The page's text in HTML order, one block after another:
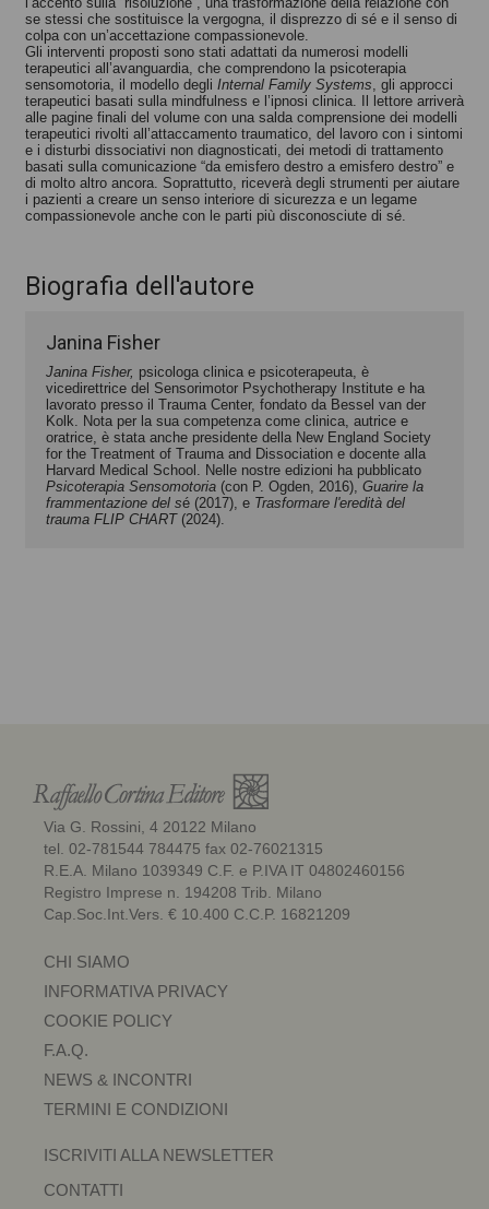
se stessi che sostituisce la vergogna, il disprezzo di sé e il senso di
colpa con un’accettazione compassionevole.
Gli interventi proposti sono stati adattati da numerosi modelli
terapeutici all’avanguardia, che comprendono la psicoterapia
sensomotoria, il modello degli Internal Family Systems , gli approcci
terapeutici basati sulla mindfulness e l’ipnosi clinica. Il lettore arriverà
alle pagine finali del volume con una salda comprensione dei modelli
terapeutici rivolti all’attaccamento traumatico, del lavoro con i sintomi
e i disturbi dissociativi non diagnosticati, dei metodi di trattamento
basati sulla comunicazione “da emisfero destro a emisfero destro” e
di molto altro ancora. Soprattutto, riceverà degli strumenti per aiutare
i pazienti a creare un senso interiore di sicurezza e un legame
compassionevole anche con le parti più disconosciute di sé.
Biografia dell'autore
Janina Fisher
Janina Fisher, psicologa clinica e psicoterapeuta, è
vicedirettrice del Sensorimotor Psychotherapy Institute e ha
lavorato presso il Trauma Center, fondato da Bessel van der
Kolk. Nota per la sua competenza come clinica, autrice e
oratrice, è stata anche presidente della New England Society
for the Treatment of Trauma and Dissociation e docente alla
Harvard Medical School. Nelle nostre edizioni ha pubblicato
Psicoterapia Sensomotoria (con P. Ogden, 2016), Guarire la
frammentazione del sé (2017), e Trasformare l'eredità del
trauma FLIP CHART (2024).
Via G. Rossini, 4 20122 Milano
tel. 02-781544 784475 fax 02-76021315
R.E.A. Milano 1039349 C.F. e P.IVA IT 04802460156
Registro Imprese n. 194208 Trib. Milano
Cap.Soc.Int.Vers. € 10.400 C.C.P. 16821209
CHI SIAMO
INFORMATIVA PRIVACY
COOKIE POLICY
F.A.Q.
NEWS & INCONTRI
TERMINI E CONDIZIONI
ISCRIVITI ALLA NEWSLETTER
CONTATTI